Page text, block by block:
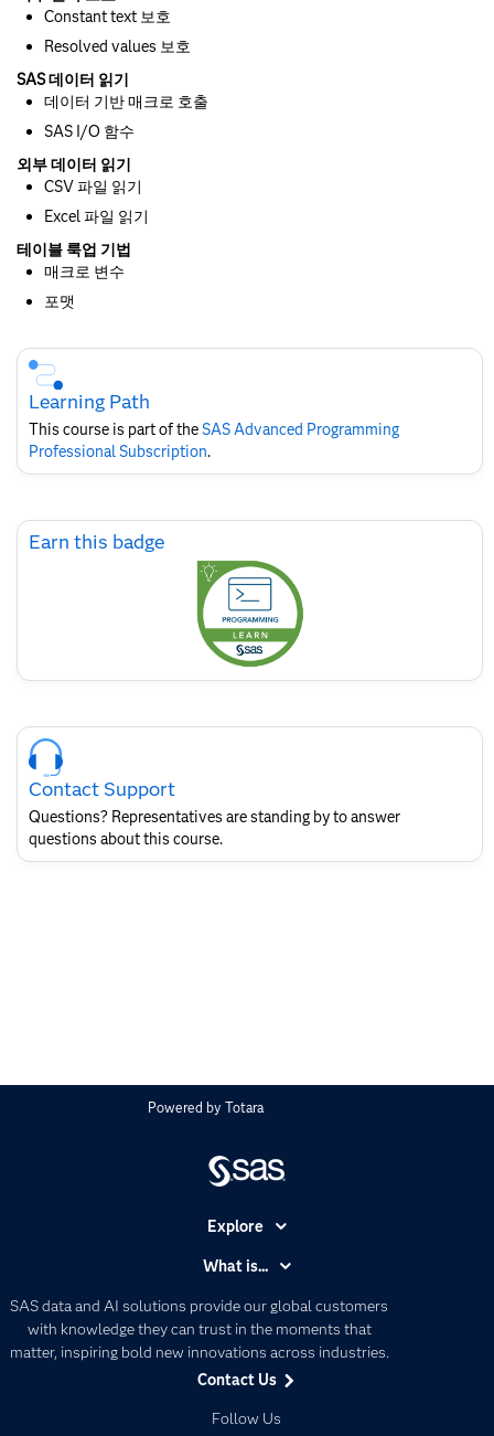
Constant text 보호
Resolved values 보호
SAS 데이터 읽기
데이터 기반 매크로 호출
SAS I/O 함수
외부 데이터 읽기
CSV 파일 읽기
Excel 파일 읽기
테이블 룩업 기법
매크로 변수
포맷
Skip
Course
Subscription
Learning Path
This course is part of theSAS Advanced Programming
Professional Subscription.
Skip
EarnEarn this badge
Skip
Course
Contact
SAS
Layout
Contact Support
Questions? Representatives are standing by to answer
questions about this course.
Powered byTotara
SAS data and AI solutions provide our global customers
with knowledge they can trust in the moments that
matter, inspiring bold new innovations across industries.
Contact Us
Follow Us
Explore
Certification
Communities
Company
Data Management
What is...
Artificial Intelligence
Data Management
Data Science
Generative AI